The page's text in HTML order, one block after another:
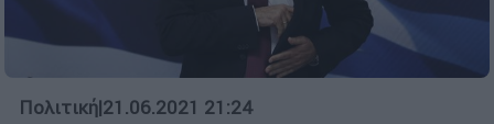
Πολιτική|21.06.2021 21:24